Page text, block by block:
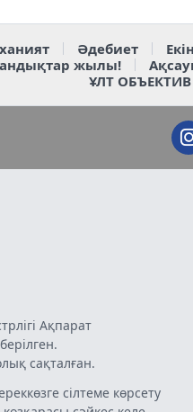
Әдебиет
жылы!
ҰЛТ ОБЪЕКТИВ
Ақпарат
сақталған.
сілтеме көрсету